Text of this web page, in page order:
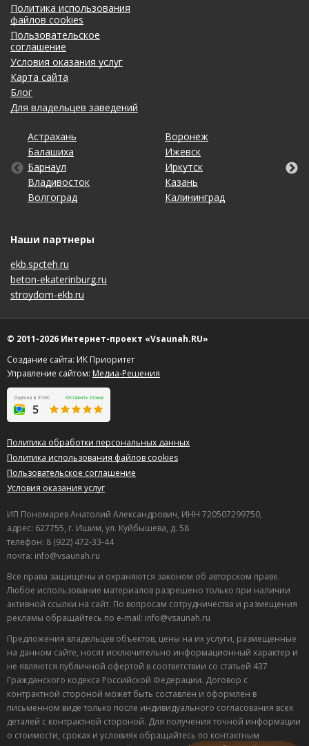
Политика использования
файлов cookies
Пользовательское
соглашение
Условия оказания услуг
Карта сайта
Блог
Для владельцев заведений
Астрахань
Балашиха
Барнаул
Владивосток
Волгоград
Воронеж
Ижевск
Иркутск
Казань
Калининград
Кемерово
Киров
Краснодар
Красноярск
Липецк
Махачкала
Москва
Набережные Челны
Нижний Новгород
Новосибирск
Омск
Оренбург
Пенза
Пермь
Ростов-на-Дону
Рязань
Самара
Санкт-Петербург
Саратов
Ставрополь
Тольятти
Томск
Тула
Тюмень
Ульяновск
Уфа
Хабаровск
Чебоксары
Челябинск
Ярославль
Наши партнеры
ekb.spcteh.ru
beton-ekaterinburg.ru
stroydom-ekb.ru
© 2011-2026 Интернет-проект «Vsaunah.RU»
Создание сайта: ИК Приоритет
Управление сайтом: Медиа-Решения
Политика обработки персональных данных
Политика использования файлов cookies
Пользовательское соглашение
Условия оказания услуг
ИП Пономарев Анатолий Александрович, ИНН 720507299750,
адрес: 627755, г. Ишим, ул. Куйбышева, д. 58
телефон: 8 (922) 472-33-44
почта: info@vsaunah.ru
Все права защищены и охраняются законом об авторском праве.
Любое использование материалов разрешено только при наличии
активной ссылки на сайт. По вопросам сотрудничества и размещения
рекламы обращайтесь по e-mail: info@vsaunah.ru
Предложения владельцев объектов, цены на их услуги, размещенные
на данном сайте, носят исключительно информационный характер и
не являются публичной офертой в соответствии со статьей 437
Гражданского кодекса Российской Федерации. Договор с
контрактной стороной может быть составлен и оформлен в
письменном виде только после индивидуального согласования всех
деталей с контрактной стороной. Для получения точной информации
о стоимости, сроках и условиях обращайтесь по контактным
Лучшие
спецпредложения
саун
Подписывайтесь в Telegram или MAX —